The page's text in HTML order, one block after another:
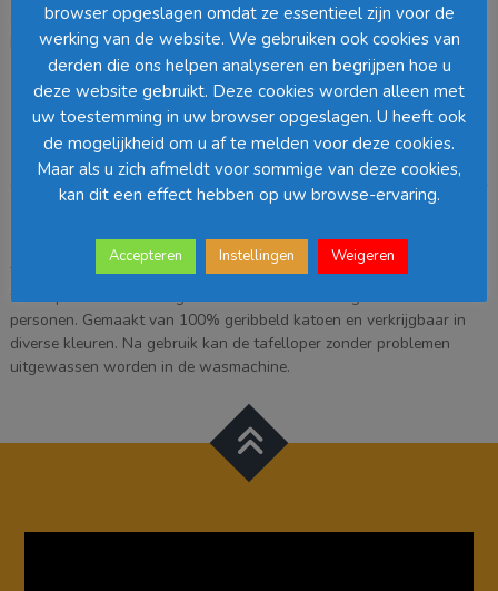
Tivoli
Loper
Kleuren
SKU:N/B Categorie:Tafellopers
Loading...
Barcode :
Beschrijving Aanvullende informatie
Beschrijving
Tafelen wordt gezelliger met een mooie Tivoli tafelloper. Deze
tafelloper is 150 cm lang en 45 cm breed en dus geschikt voor twee
personen. Gemaakt van 100% geribbeld katoen en verkrijgbaar in
diverse kleuren. Na gebruik kan de tafelloper zonder problemen
uitgewassen worden in de wasmachine.
browser opgeslagen omdat ze essentieel zijn voor de
werking van de website. We gebruiken ook cookies van
derden die ons helpen analyseren en begrijpen hoe u
deze website gebruikt. Deze cookies worden alleen met
uw toestemming in uw browser opgeslagen. U heeft ook
de mogelijkheid om u af te melden voor deze cookies.
Maar als u zich afmeldt voor sommige van deze cookies,
kan dit een effect hebben op uw browse-ervaring.
Accepteren Instellingen Weigeren